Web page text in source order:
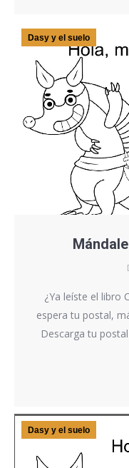
Dasy y el suelo
¿Ya leíste el libro
espera tu postal,
Descarga tu
Dasy y el suelo